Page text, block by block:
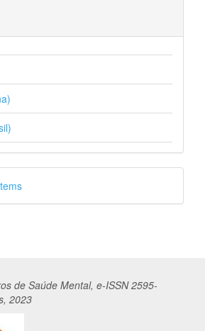
de Saúde Mental, e-ISSN 2595-
2023